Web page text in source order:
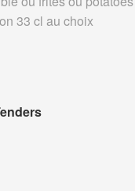
33 cl au choix